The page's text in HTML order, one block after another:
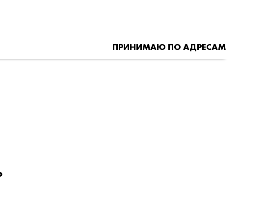
ПРИНИМАЮ ПО АДРЕСАМ